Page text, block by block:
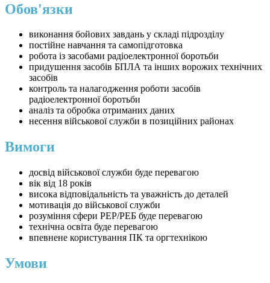
Обов'язки
виконання бойових завдань у складі підрозділу
постійне навчання та самопідготовка
робота із засобами радіоелектронної боротьби
придушення засобів БПЛА та інших ворожих технічних
засобів
контроль та налагодження роботи засобів
радіоелектронної боротьби
аналіз та обробка отриманих даних
несення військової служби в позиційних районах
Вимоги
досвід військової служби буде перевагою
вік від 18 років
висока відповідальність та уважність до деталей
мотивація до військової служби
розуміння сфери РЕР/РЕБ буде перевагою
технічна освіта буде перевагою
впевнене користування ПК та оргтехнікою
Умови